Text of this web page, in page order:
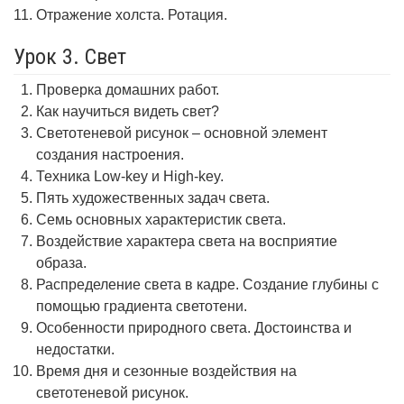
Отражение холста. Ротация.
Урок 3. Свет
Проверка домашних работ.
Как научиться видеть свет?
Светотеневой рисунок – основной элемент
создания настроения.
Техника Low-key и High-key.
Пять художественных задач света.
Семь основных характеристик света.
Воздействие характера света на восприятие
образа.
Распределение света в кадре. Создание глубины с
помощью градиента светотени.
Особенности природного света. Достоинства и
недостатки.
Время дня и сезонные воздействия на
светотеневой рисунок.